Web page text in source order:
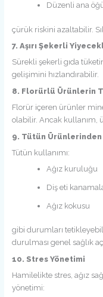
Düzenli ana
çürük riskini azaltabilir.
7. Aşırı Şekerli
Sürekli şekerli gıda
gelişimini hızlandırabilir.
8. Florürlü Ürünlerin
Florür içeren ürünler
olabilir. Ancak kullanım,
9. Tütün Ürünlerinden
Tütün kullanımı:
Ağız kuruluğu
Diş eti
Ağız kokusu
gibi durumları
durulması genel sağlık
10. Stres Yönetimi
Hamilelikte stres, ağız
yönetimi: